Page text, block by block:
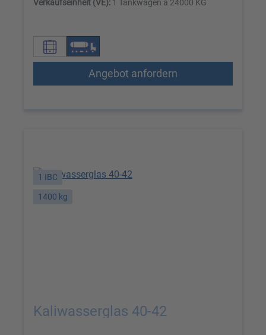
Verkaufseinheit (VE): 1 Tankwagen à 24000 KG
Angebot anfordern
1 IBC
1400 kg
Kaliwasserglas 40-42